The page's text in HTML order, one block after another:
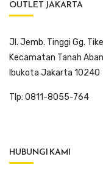
OUTLET JAKARTA
Jl. Jemb. Tinggi Gg.
Kecamatan Tanah
Ibukota Jakarta 10240
Tlp: 0811-8055-764
HUBUNGI KAMI